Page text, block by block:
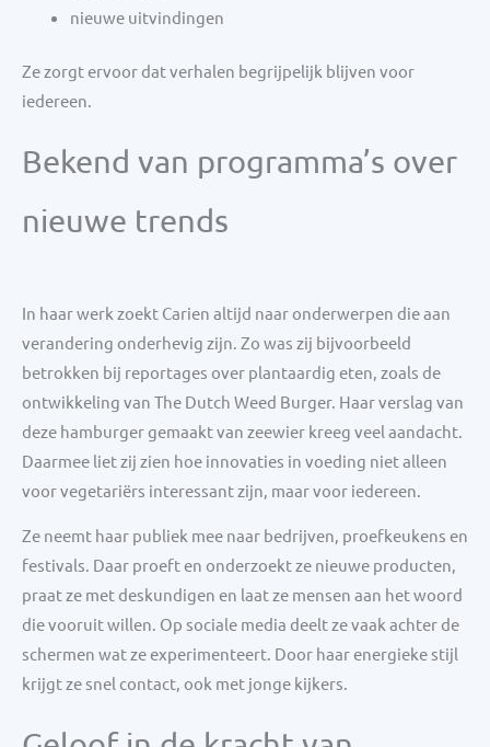
nieuwe uitvindingen
Ze zorgt ervoor dat verhalen begrijpelijk blijven voor
iedereen.
Bekend van programma’s over
nieuwe trends
In haar werk zoekt Carien altijd naar onderwerpen die aan
verandering onderhevig zijn. Zo was zij bijvoorbeeld
betrokken bij reportages over plantaardig eten, zoals de
ontwikkeling van The Dutch Weed Burger. Haar verslag van
deze hamburger gemaakt van zeewier kreeg veel aandacht.
Daarmee liet zij zien hoe innovaties in voeding niet alleen
voor vegetariërs interessant zijn, maar voor iedereen.
Ze neemt haar publiek mee naar bedrijven, proefkeukens en
festivals. Daar proeft en onderzoekt ze nieuwe producten,
praat ze met deskundigen en laat ze mensen aan het woord
die vooruit willen. Op sociale media deelt ze vaak achter de
schermen wat ze experimenteert. Door haar energieke stijl
krijgt ze snel contact, ook met jonge kijkers.